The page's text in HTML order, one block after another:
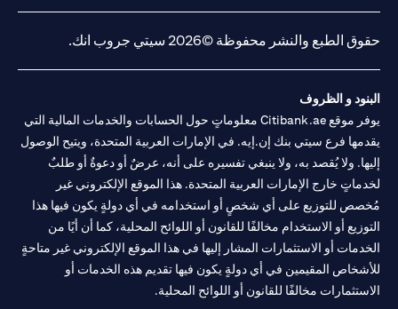
حقوق الطبع والنشر محفوظة ©2026 سيتي جروب انك.
البنود و الظروف
يوفر موقع Citibank.ae معلوماتٍ حول الحسابات والخدمات المالية التي
يقدمها فرع سيتي بنك إن.إيه. في الإمارات العربية المتحدة، ويتيح الوصول
إليها. ولا يُقصد به، ولا ينبغي تفسيره على أنه، عرضٌ أو دعوةٌ أو طلبٌ
لخدماتٍ خارج الإمارات العربية المتحدة. هذا الموقع الإلكتروني غير
مُخصص للتوزيع على أي شخصٍ أو استخدامه في أي دولةٍ يكون فيها هذا
التوزيع أو الاستخدام مخالفًا للقانون أو اللوائح المحلية، كما أن أيًا من
الخدمات أو الاستثمارات المشار إليها في هذا الموقع الإلكتروني غير متاحةٍ
للأشخاص المقيمين في أي دولةٍ يكون فيها تقديم هذه الخدمات أو
الاستثمارات مخالفًا للقانون أو اللوائح المحلية.